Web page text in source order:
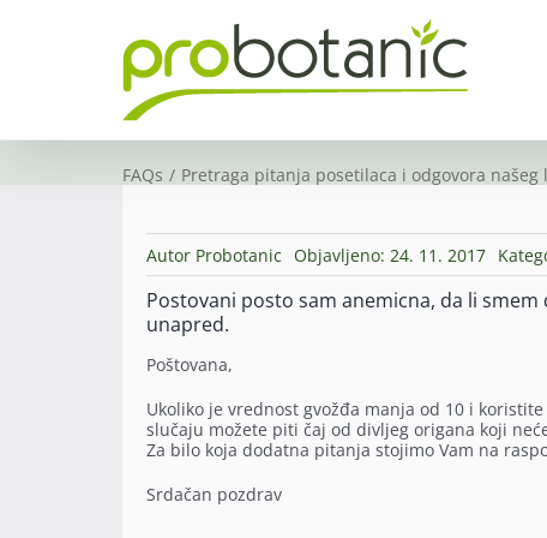
FAQs Pretraga pitanja posetilaca i odgovora našeg
Autor Probotanic Objavljeno: 24. 11. 2017
Postovani posto sam anemicna, da li
unapred.
Poštovana,
Ukoliko je vrednost gvožđa manja od 10 i
slučaju možete piti čaj od divljeg origana koji
Za bilo koja dodatna pitanja stojimo Vam na
Srdačan pozdrav